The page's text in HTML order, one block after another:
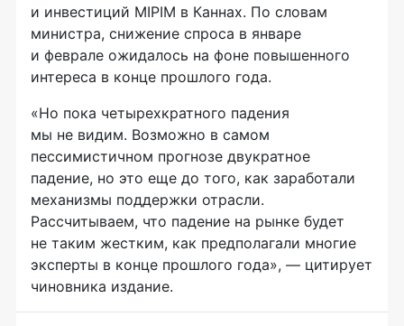
и инвестиций MIPIM в Каннах. По словам
министра, снижение спроса в январе
и феврале ожидалось на фоне повышенного
интереса в конце прошлого года.
«Но пока четырехкратного падения
мы не видим. Возможно в самом
пессимистичном прогнозе двукратное
падение, но это еще до того, как заработали
механизмы поддержки отрасли.
Рассчитываем, что падение на рынке будет
не таким жестким, как предполагали многие
эксперты в конце прошлого года», — цитирует
чиновника издание.